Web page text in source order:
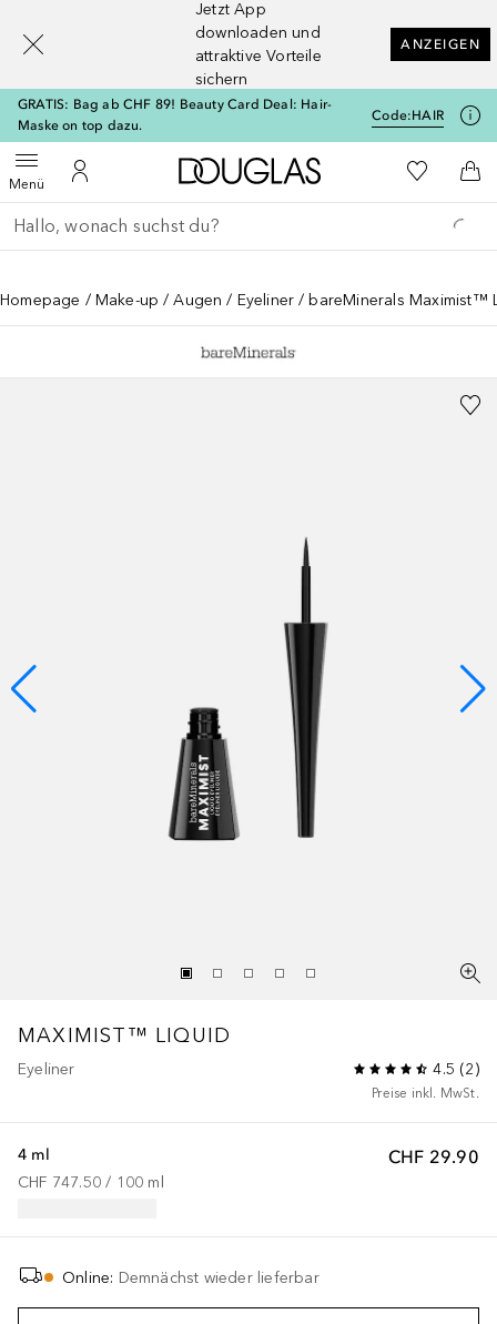
Jetzt App
downloaden und
attraktive Vorteile
sichern
ANZEIGEN
GRATIS: Bag ab CHF 89! Beauty Card Deal: Hair-
Maske on top dazu.
Code:HAIR
MenüMenü öffnenZu Meinem Kundenkonto
Zur Douglas Startseite
Zu Meiner
Gehe zurück
Suche ausführen
Homepage Make-up Augen Eyeliner bareMinerals Maximist™
MAXIMIST™ LIQUID
Eyeliner 4.5 (2)
Preise inkl. MwSt.
CHF 29.90
4 ml
CHF 747.50 / 100 ml
Online: Demnächst wieder lieferbar
[navigation.slideout.screenreader]